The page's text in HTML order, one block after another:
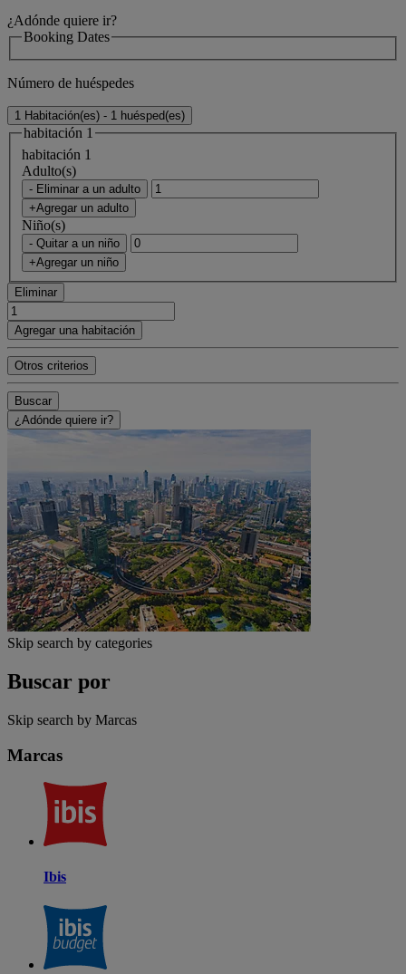
¿Adónde quiere ir?
Booking Dates
Número de huéspedes
1 Habitación(es) - 1 huésped(es)
habitación 1
habitación 1
Adulto(s)
- Eliminar a un adulto
+Agregar un adulto
Niño(s)
- Quitar a un niño
+Agregar un niño
Eliminar
Agregar una habitación
Otros criterios
Buscar
¿Adónde quiere ir?
Skip search by categories
Buscar por
Skip search by Marcas
Marcas
Ibis